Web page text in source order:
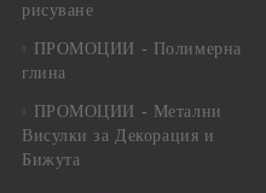
рисуване
ПРОМОЦИИ - Полимерна
глина
ПРОМОЦИИ - Метални
Висулки за Декорация и
Бижута